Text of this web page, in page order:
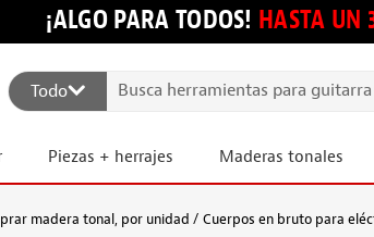
¡ALGO PARA TODOS! HASTA UN
Todo
Piezas + herrajes Maderas tonales
madera tonal, por unidad Cuerpos en bruto para